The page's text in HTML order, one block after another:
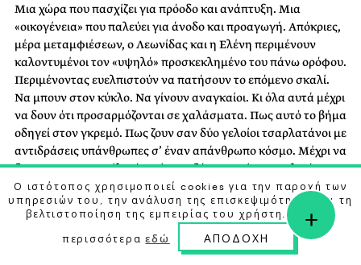
Μια χώρα που πασχίζει για πρόοδο και ανάπτυξη. Μια
«οικογένεια» που παλεύει για άνοδο και προαγωγή. Απόκριες,
μέρα μεταμφιέσεων, ο Λεωνίδας και η Ελένη περιμένουν
καλοντυμένοι τον «υψηλό» προσκεκλημένο του πάνω ορόφου.
Περιμένοντας ευελπιστούν να πατήσουν το επόμενο σκαλί.
Να μπουν στον κύκλο. Να γίνουν αναγκαίοι. Κι όλα αυτά μέχρι
να δουν ότι προσαρμόζονται σε χαλάσματα. Πως αυτό το βήμα
οδηγεί στον γκρεμό. Πως ζουν σαν δύο γελοίοι τσαρλατάνοι με
αντιδράσεις υπάνθρωπες σ’ έναν απάνθρωπο κόσμο. Μέχρι να
δουν στο φως εν τέλει ότι μένουν δύο νικημένοι με ολιγόπιστα
μάταια φερσίματα.
Συντελεστές
Διασκευή-σκηνοθεσία: Βασίλης Καλφάκης | Μουσική: Ανρί
Ο ιστότοπος χρησιμοποιεί cookies για την παροχή των
υπηρεσιών του, την ανάλυση της επισκεψιμότητας και τη
βελτιστοποίηση της εμπειρίας του χρήστη. Μάθετε
περισσότεραεδώ ΑΠΟΔΟΧΗ
+